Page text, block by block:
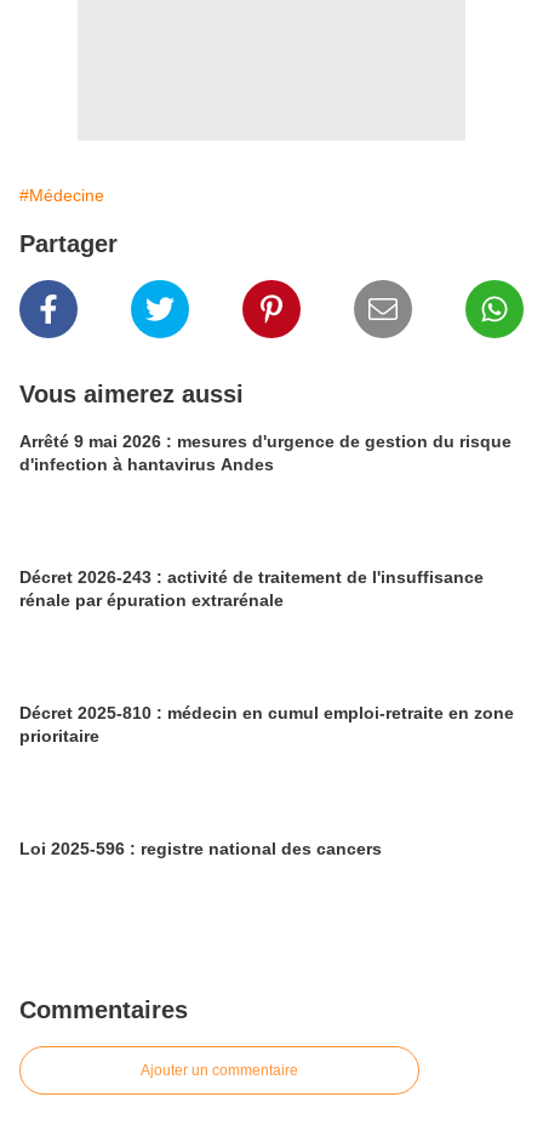
#Médecine
Partager
Vous aimerez aussi
Arrêté 9 mai 2026 : mesures d'urgence de gestion du risque
d'infection à hantavirus Andes
Décret 2026-243 : activité de traitement de l'insuffisance
rénale par épuration extrarénale
Décret 2025-810 : médecin en cumul emploi-retraite en zone
prioritaire
Loi 2025-596 : registre national des cancers
Commentaires
Ajouter un commentaire